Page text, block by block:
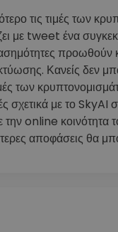
τις τιμές των
με tweet ένα
Κανείς δεν
των
με το SkyAI
online
αποφάσεις θα